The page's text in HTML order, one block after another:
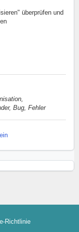
überprüfen und
Bug, Fehler
Richtlinie